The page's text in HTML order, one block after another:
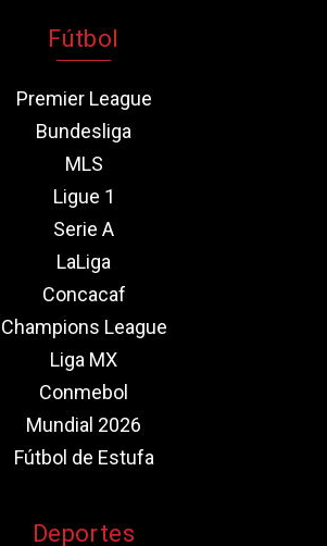
Fútbol
Premier League
Bundesliga
MLS
Ligue 1
Serie A
LaLiga
Concacaf
Champions League
Liga MX
Conmebol
Mundial 2026
Fútbol de Estufa
Deportes